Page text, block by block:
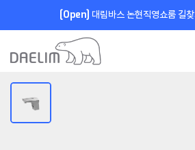
[Open] 대림바스 논현직영쇼룸 길